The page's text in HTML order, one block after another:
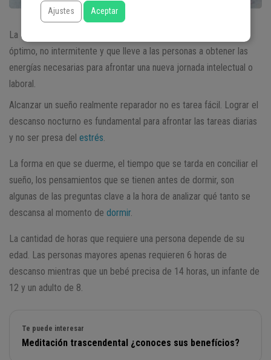
La meditación para dormir
óptimo, no intermitente y que lleve a las personas a obtener las
energías necesarias para afrontar una nueva jornada intelectual o
laboral.
Alcanzar un sueño realmente reparador no es tarea fácil. Lograr el
descanso nocturno es fundamental para afrontar las tareas diarias
y no ser presa del estrés
La forma en que se duerme, el tiempo que se tarda en conciliar el
sueño, los pensamientos que se tienen antes de dormir, son
algunas de las preguntas clave a la hora de analizar qué tanto se
descansa al momento de dormir.
La cantidad de horas que requiere una persona depende de su
edad. Las personas mayores apenas requieren 6 horas de
descanso mientras que un bebé precisa de 14 horas, un infante de
12 y un adulto de 8.
Te puede interesar
Meditación trascendental ¿conoces sus benefícios?
Ajustes Aceptar